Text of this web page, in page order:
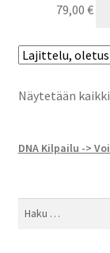
79,00 €
Näytetään
DNA Kilpailu ->
Haku: